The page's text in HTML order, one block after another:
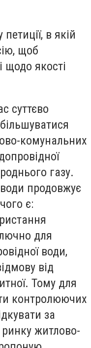
в якій
щоб
щодо якості
суттєво
комунальних
газу.
продовжує
є:
для
води,
від
Тому для
контролюючих
за
ринку житлово-